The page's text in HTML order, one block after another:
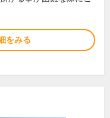
をみる